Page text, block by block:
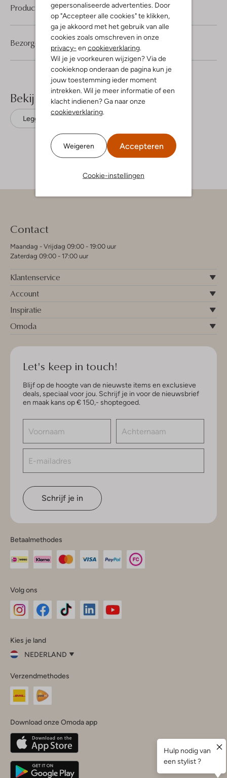
gepersonaliseerde advertenties. Door
op "Accepteer alle cookies" te klikken,
ga je akkoord met het gebruik van alle
cookies zoals omschreven in onze
privacy- en cookieverklaring.
Wil je je voorkeuren wijzigen? Via de
cookieknop onderaan de pagina kun je
jouw toestemming ieder moment
intrekken. Wil je meer informatie of een
klacht indienen? Ga naar onze
cookieverklaring.
Weigeren Accepteren
Cookie-instellingen
Product informatie
Bezorgen & retourneren
Bekijk meer
Leggings Lil' Atelier
Contact
Maandag - Vrijdag 09:00 - 19:00 uur
Zaterdag 09:00 - 17:00 uur
Klantenservice
Account
Inspiratie
Omoda
Let's keep in touch!
Blijf op de hoogte van de nieuwste items en exclusieve
deals, speciaal voor jou. Schrijf je in voor de nieuwsbrief
en maak kans op € 150,- shoptegoed.
Schrijf je in
Betaalmethodes
Volg ons
InstagramFacebook
Kies je land
NEDERLAND
je
land
Nederland
Belgique(Français)
Deutschland
Verzendmethodes
Download onze Omoda app